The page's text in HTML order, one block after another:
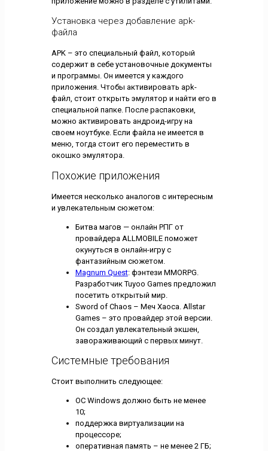
Установка через добавление apk-
файла
APK – это специальный файл, который
содержит в себе установочные документы
и программы. Он имеется у каждого
приложения. Чтобы активировать apk-
файл, стоит открыть эмулятор и найти его в
специальной папке. После распаковки,
можно активировать андроид-игру на
своем ноутбуке. Если файла не имеется в
меню, тогда стоит его переместить в
окошко эмулятора.
Похожие приложения
Имеется несколько аналогов с интересным
и увлекательным сюжетом:
Битва магов — онлайн РПГ от
провайдера ALLMOBILE поможет
окунуться в онлайн-игру с
фантазийным сюжетом.
Magnum Quest: фэнтези MMORPG.
Разработчик Tuyoo Games предложил
посетить открытый мир.
Sword of Chaos – Меч Хаоса. Allstar
Games – это провайдер этой версии.
Он создал увлекательный экшен,
завораживающий с первых минут.
Системные требования
Стоит выполнить следующее:
ОС Windows должно быть не менее
10;
поддержка виртуализации на
процессоре;
оперативная память – не менее 2 ГБ;